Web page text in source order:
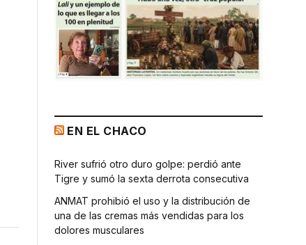
EN EL CHACO
River sufrió otro duro golpe: perdió ante
Tigre y sumó la sexta derrota consecutiva
ANMAT prohibió el uso y la distribución de
una de las cremas más vendidas para los
dolores musculares